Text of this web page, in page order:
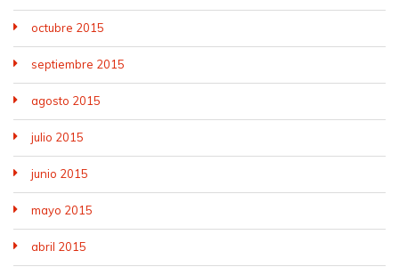
octubre 2015
septiembre 2015
agosto 2015
julio 2015
junio 2015
mayo 2015
abril 2015